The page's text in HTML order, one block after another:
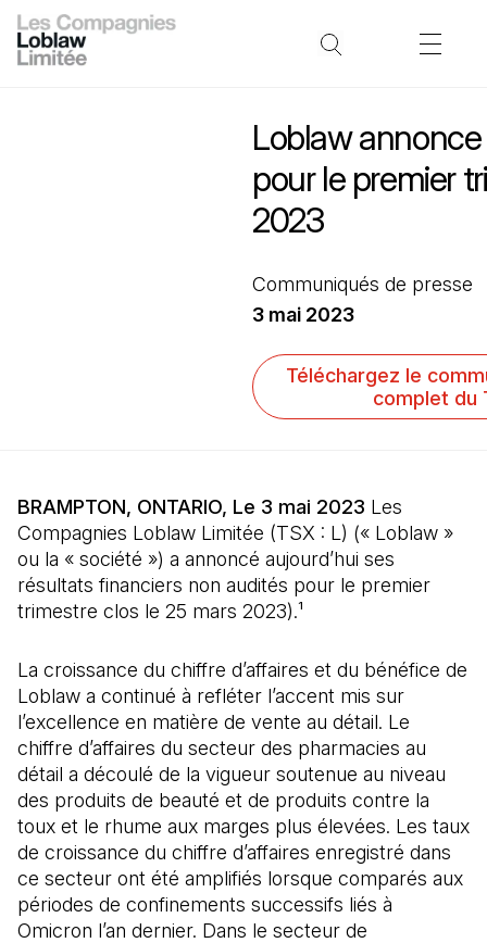
Loblaw
pour le premier
2023
Communiqués de presse
3 mai 2023
Téléchargez le
complet du
BRAMPTON, ONTARIO, Le 3 mai 2023 Les
Compagnies Loblaw Limitée (TSX : L) (« Loblaw »
ou la « société ») a annoncé aujourd’hui ses
résultats financiers non audités pour le premier
trimestre clos le 25 mars 2023).¹
La croissance du chiffre d’affaires et du bénéfice de
Loblaw a continué à refléter l’accent mis sur
l’excellence en matière de vente au détail. Le
chiffre d’affaires du secteur des pharmacies au
détail a découlé de la vigueur soutenue au niveau
des produits de beauté et de produits contre la
toux et le rhume aux marges plus élevées. Les taux
de croissance du chiffre d’affaires enregistré dans
ce secteur ont été amplifiés lorsque comparés aux
périodes de confinements successifs liés à
Omicron l’an dernier. Dans le secteur de